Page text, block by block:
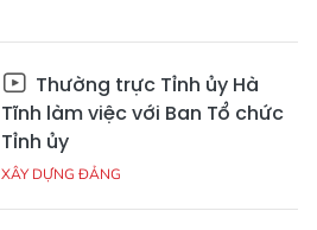
Thường trực Tỉnh ủy Hà
Tĩnh làm việc với Ban Tổ chức
Tỉnh ủy
XÂY DỰNG ĐẢNG